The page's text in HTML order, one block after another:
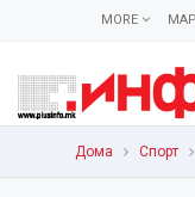
MORE
Дома Спорт